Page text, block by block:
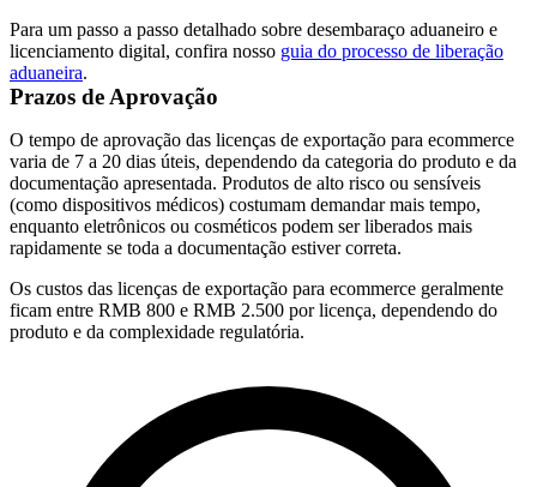
Para um passo a passo detalhado sobre desembaraço aduaneiro e
licenciamento digital, confira nosso guia do processo de liberação
aduaneira.
Prazos de Aprovação
O tempo de aprovação das licenças de exportação para ecommerce
varia de 7 a 20 dias úteis, dependendo da categoria do produto e da
documentação apresentada. Produtos de alto risco ou sensíveis
(como dispositivos médicos) costumam demandar mais tempo,
enquanto eletrônicos ou cosméticos podem ser liberados mais
rapidamente se toda a documentação estiver correta.
Os custos das licenças de exportação para ecommerce geralmente
ficam entre RMB 800 e RMB 2.500 por licença, dependendo do
produto e da complexidade regulatória.